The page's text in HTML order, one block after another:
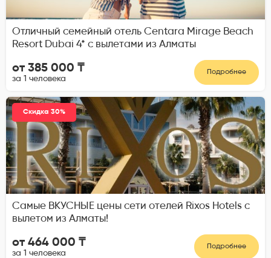
Отличный семейный отель Centara Mirage Beach
Resort Dubai 4* с вылетами из Алматы
от 385 000 ₸
за 1 человека
Подробнее
Скидка 30%
Самые ВКУСНЫЕ цены сети отелей Rixos Hotels с
вылетом из Алматы!
от 464 000 ₸
за 1 человека
Подробнее